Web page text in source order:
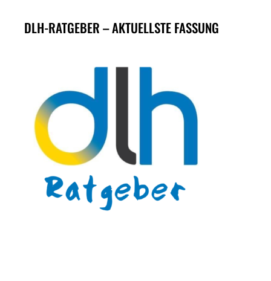
DLH-RATGEBER – AKTUELLSTE FASSUNG